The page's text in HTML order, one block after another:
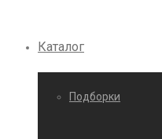
Каталог
Подборки